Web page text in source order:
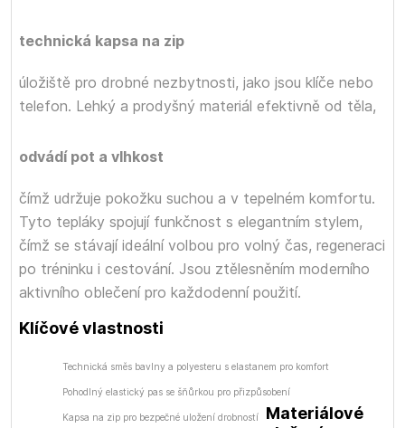
technická kapsa na zip
úložiště pro drobné nezbytnosti, jako jsou klíče nebo
telefon. Lehký a prodyšný materiál efektivně
odvádí pot a vlhkost
od těla,
čímž udržuje pokožku suchou a v tepelném komfortu.
Tyto tepláky spojují funkčnost s elegantním stylem,
čímž se stávají ideální volbou pro volný čas, regeneraci
po tréninku i cestování. Jsou ztělesněním moderního
aktivního oblečení pro každodenní použití.
Klíčové vlastnosti
Technická směs bavlny a polyesteru s elastanem pro komfort
Pohodlný elastický pas se šňůrkou pro přizpůsobení
Kapsa na zip pro bezpečné uložení drobností
Materiálové